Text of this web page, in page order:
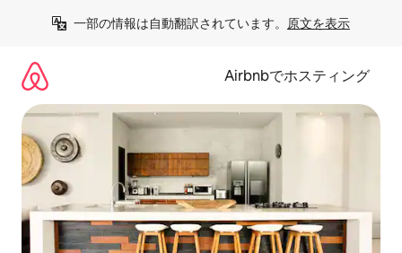
一部の情報は自動翻訳されています。 原文を表示
Airbnbでホスティング